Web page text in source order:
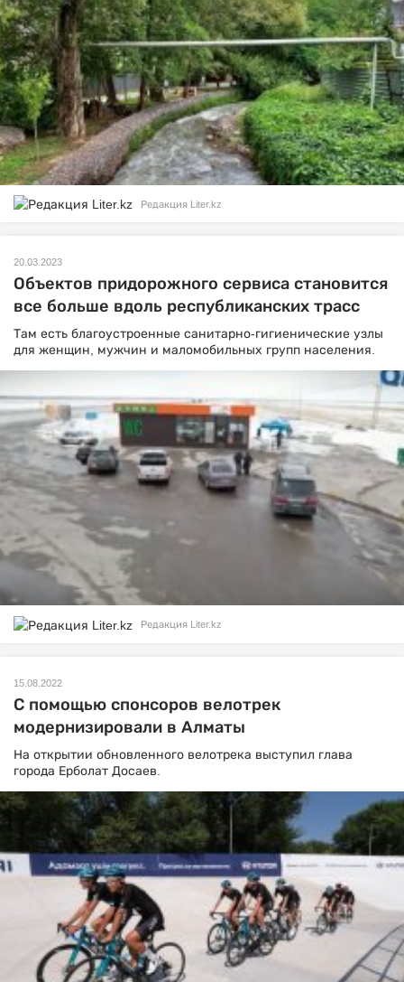
Редакция Liter.kz
20.03.2023
Объектов придорожного сервиса становится
все больше вдоль республиканских трасс
Там есть благоустроенные санитарно-гигиенические узлы
для женщин, мужчин и маломобильных групп населения.
Редакция Liter.kz
15.08.2022
С помощью спонсоров велотрек
модернизировали в Алматы
На открытии обновленного велотрека выступил глава
города Ерболат Досаев.